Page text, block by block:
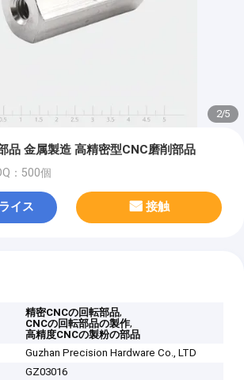
2/5
品 金属製造 高精密型CNC磨削部品
：500個
イス 接触
精密CNCの回転部品,
CNCの回転部品の製作,
高精度CNCの製粉の部品
Guzhan Precision Hardware Co., LTD
GZ03016